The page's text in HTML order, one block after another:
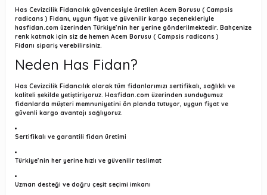
Has Cevizcilik Fidancılık güvencesiyle üretilen Acem Borusu ( Campsis
radicans ) Fidanı, uygun fiyat ve güvenilir kargo seçenekleriyle
hasfidan.com üzerinden Türkiye’nin her yerine gönderilmektedir. Bahçenize
renk katmak için siz de hemen Acem Borusu ( Campsis radicans )
Fidanı sipariş verebilirsiniz.
Neden Has Fidan?
Has Cevizcilik Fidancılık olarak tüm fidanlarımızı sertifikalı, sağlıklı ve
kaliteli şekilde yetiştiriyoruz. Hasfidan.com üzerinden sunduğumuz
fidanlarda müşteri memnuniyetini ön planda tutuyor, uygun fiyat ve
güvenli kargo avantajı sağlıyoruz.
Sertifikalı ve garantili fidan üretimi
Türkiye’nin her yerine hızlı ve güvenilir teslimat
Uzman desteği ve doğru çeşit seçimi imkanı